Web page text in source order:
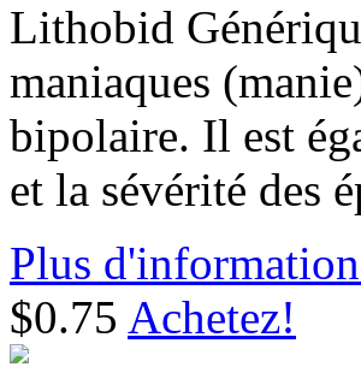
Lithobid
maniaques
bipolaire. Il est
et la sévérité des
Plus
$0.75 Achetez!